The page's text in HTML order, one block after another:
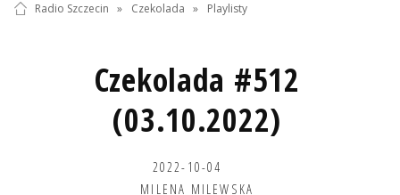
Radio Szczecin » Czekolada » Playlisty
Czekolada #512
(03.10.2022)
2022-10-04
MILENA MILEWSKA